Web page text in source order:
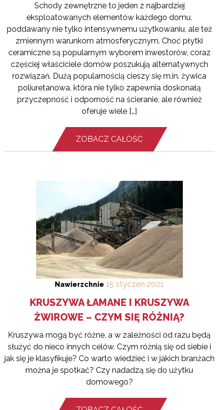
Schody zewnętrzne to jeden z najbardziej
eksploatowanych elementów każdego domu,
poddawany nie tylko intensywnemu użytkowaniu, ale też
zmiennym warunkom atmosferycznym. Choć płytki
ceramiczne są popularnym wyborem inwestorów, coraz
częściej właściciele domów poszukują alternatywnych
rozwiązań. Dużą popularnością cieszy się m.in. żywica
poliuretanowa, która nie tylko zapewnia doskonałą
przyczepność i odporność na ścieranie, ale również
oferuje wiele […]
ZOBACZ CAŁOŚĆ
Nawierzchnie 15 styczeń 2021
KRUSZYWA ŁAMANE I KRUSZYWA
ŻWIROWE – CZYM SIĘ RÓŻNIĄ?
Kruszywa mogą być różne, a w zależności od razu będą
służyć do nieco innych celów. Czym różnią się od siebie i
jak się je klasyfikuje? Co warto wiedzieć i w jakich branżach
można je spotkać? Czy nadadzą się do użytku
domowego?